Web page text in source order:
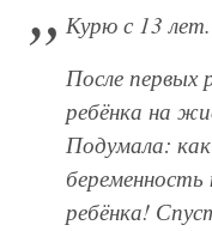
Курю с 13
После первых
ребёнка на
Подумала:
ребёнка!